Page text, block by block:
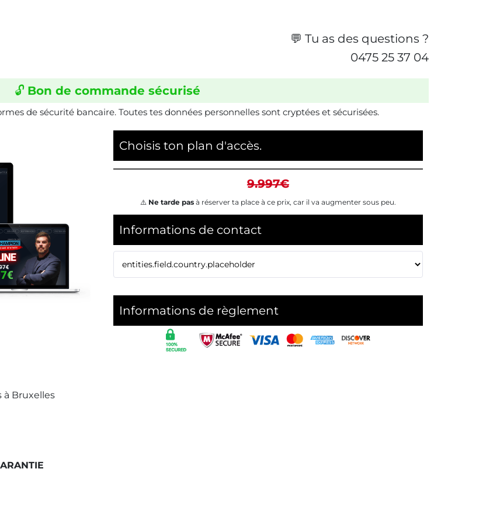
💬 Tu as des questions ?
0475 25 37 04
🔓 Bon de commande sécurisé
de sécurité bancaire. Toutes tes données personnelles sont cryptées et sécurisées.
à Bruxelles
Choisis ton plan d'accès.
9.997€
⚠️ Ne tarde pasà réserver ta place à ce prix, car il va augmenter sous peu.
Informations de contact
Informations de règlement